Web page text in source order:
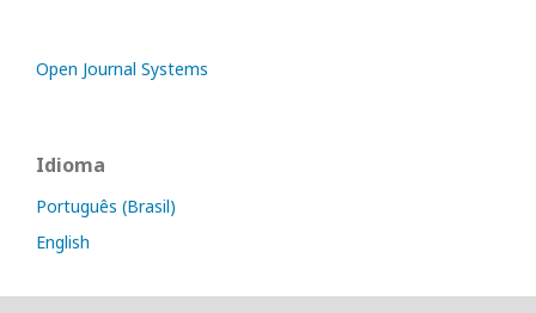
Open Journal Systems
Idioma
Português (Brasil)
English